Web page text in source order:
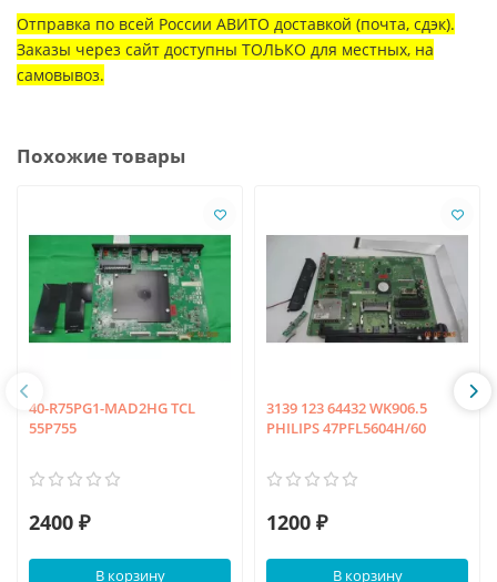
Отправка по всей России АВИТО доставкой (почта, сдэк).
Заказы через сайт доступны ТОЛЬКО для местных, на
самовывоз.
Похожие товары
40-R75PG1-MAD2HG TCL
55P755
2400 ₽
В корзину
3139 123 64432 WK906.5
PHILIPS 47PFL5604H/60
1200 ₽
В корзину